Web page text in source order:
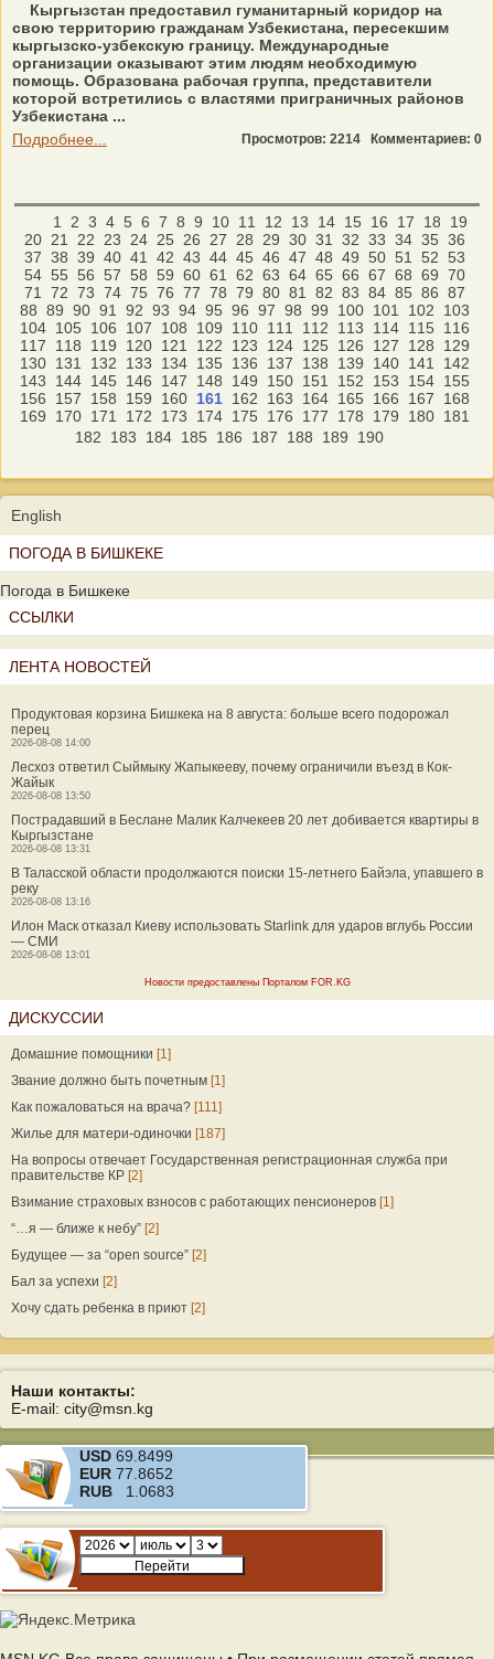
Кыргызстан предоставил гуманитарный коридор на
свою территорию гражданам Узбекистана, пересекшим
кыргызско-узбекскую границу. Международные
организации оказывают этим людям необходимую
помощь. Образована рабочая группа, представители
которой встретились с властями приграничных районов
Узбекистана ...
Подробнее...
Просмотров: 2214 Комментариев: 0
1 2 3 4 5 6 7 8 9 10 11 12 13 14 15 16 17 18
19
20 21 22 23 24 25 26 27 28 29 30 31 32 33 34 35 36
37 38 39 40 41 42 43 44 45 46 47 48 49 50 51 52 53
54 55 56 57 58 59 60 61 62 63 64 65 66 67 68 69 70
71
72 73 74 75 76 77 78 79 80 81 82 83 84 85 86 87
88 89 90 91 92 93 94 95 96 97 98 99 100 101 102
103
104 105 106 107 108 109 110 111 112 113 114 115
116
117
118 119 120 121 122 123 124 125 126 127 128
129
130 131 132 133 134 135 136 137 138 139 140 141
142
143
144 145 146 147 148 149 150 151 152 153 154 155
156
157 158 159 160 161 162 163 164 165 166 167
168
169
170 171 172 173 174 175 176 177 178 179 180 181
182
183 184 185 186 187 188 189 190
English
ПОГОДА В БИШКЕКЕ
Погода в Бишкеке
ССЫЛКИ
ЛЕНТА НОВОСТЕЙ
Продуктовая корзина Бишкека на 8 августа: больше всего подорожал
перец
2026-08-08 14:00
Лесхоз ответил Сыймыку Жапыкееву, почему ограничили въезд в Кок-
Жайык
2026-08-08 13:50
Пострадавший в Беслане Малик Калчекеев 20 лет добивается квартиры в
Кыргызстане
2026-08-08 13:31
В Таласской области продолжаются поиски 15-летнего Байэла, упавшего в
реку
2026-08-08 13:16
Илон Маск отказал Киеву использовать Starlink для ударов вглубь России
— СМИ
2026-08-08 13:01
Новости предоставлены Порталом FOR.KG
ДИСКУССИИ
Домашние помощники [1]
Звание должно быть почетным [1]
Как пожаловаться на врача? [111]
Жилье для матери-одиночки [187]
На вопросы отвечает Государственная регистрационная служба при
правительстве КР [2]
Взимание страховых взносов с работающих пенсионеров [1]
“…я — ближе к небу” [2]
Будущее — за “open source” [2]
Бал за успехи [2]
Хочу сдать ребенка в приют [2]
Наши контакты:
E-mail: city@msn.kg
USD 69.8499
EUR 77.8652
RUB 1.0683